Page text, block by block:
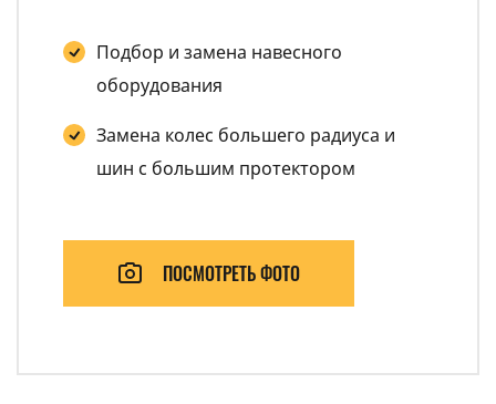
Подбор и замена навесного
оборудования
Замена колес большего радиуса и
шин с большим протектором
ПОСМОТРЕТЬ ФОТО